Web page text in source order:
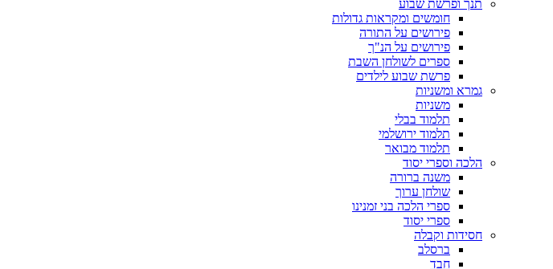
תנך ופרשת שבוע
חומשים ומקראות גדולות
פירושים על התורה
פירושים על הנ"ך
ספרים לשולחן השבת
פרשת שבוע לילדים
גמרא ומשניות
משניות
תלמוד בבלי
תלמוד ירושלמי
תלמוד מבואר
הלכה וספרי יסוד
משנה ברורה
שולחן ערוך
ספרי הלכה בני זמנינו
ספרי יסוד
חסידות וקבלה
ברסלב
חבד